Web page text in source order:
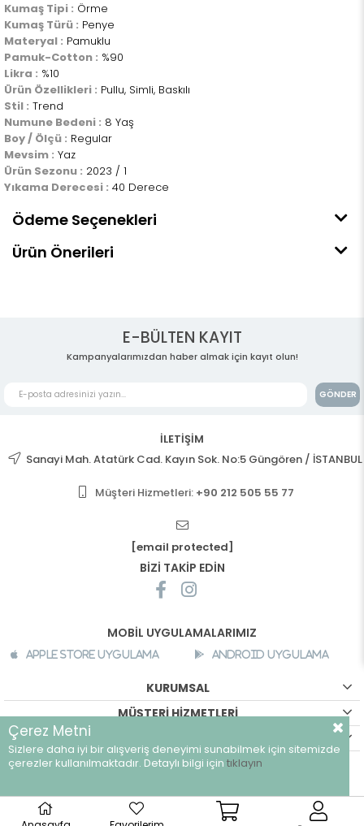
Kumaş Tipi : Örme
Kumaş Türü : Penye
Materyal : Pamuklu
Pamuk-Cotton : %90
Likra : %10
Ürün Özellikleri : Pullu, Simli, Baskılı
Stil : Trend
Numune Bedeni : 8 Yaş
Boy / Ölçü : Regular
Mevsim : Yaz
Ürün Sezonu : 2023 / 1
Yıkama Derecesi : 40 Derece
Ödeme Seçenekleri
Ürün Önerileri
E-BÜLTEN KAYIT
Kampanyalarımızdan haber almak için kayıt olun!
GÖNDER
İLETİŞİM
Sanayi Mah. Atatürk Cad. Kayın Sok. No:5 Güngören / İSTANBUL
Müşteri Hizmetleri: +90 212 505 55 77
[email protected]
BİZİ TAKİP EDİN
MOBİL UYGULAMALARIMIZ
Apple Store Uygulama Android Uygulama
KURUMSAL
MÜŞTERİ HİZMETLERİ
©breeze.com.tr - Tüm hakları saklıdır.
Çerez Metni
Sizlere daha iyi bir alışveriş deneyimi sunabilmek için sitemizde
çerezler kullanılmaktadır. Detaylı bilgi için tıklayın